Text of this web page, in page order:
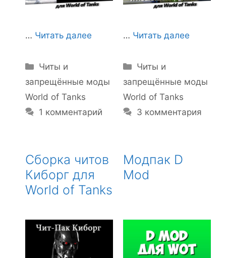
… Читать далее
Рубрики
Читы и
запрещённые моды
World of Tanks
1 комментарий
… Читать далее
Рубрики
Читы и
запрещённые моды
World of Tanks
3 комментария
Сборка читов
Киборг для
World of Tanks
Модпак D
Mod